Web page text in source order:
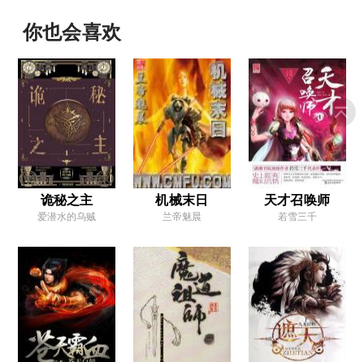
第15章 天才第二
第17章 远行的路
第18章 彩毒小镇
第19章 卡伦骑士
第20章 混蛋托德
第21章 倒霉蛋
第22章 新队友
第23章 彩毒秘地
第24章 窥伺者
第25章 飞虫突袭
第26章 紧迫的局势
你也会喜欢
诡秘之主
爱潜水的乌贼
机械末日
兰帝魅晨
天才召唤师
若雪三千